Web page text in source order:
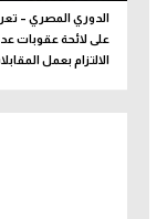
الدوري المصري –
على لائحة عقوبات
الالتزام بعمل